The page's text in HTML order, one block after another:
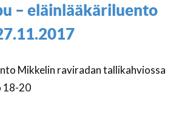
– eläinlääkäriluento
Mikkelin raviradan tallikahviossa
18-20